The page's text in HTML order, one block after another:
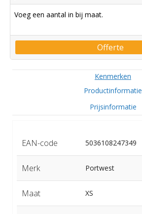
Voeg een aantal in bij maat.
Offerte
Kenmerken
Productinformatie
Prijsinformatie
EAN-code 5036108247349
Merk Portwest
Maat XS